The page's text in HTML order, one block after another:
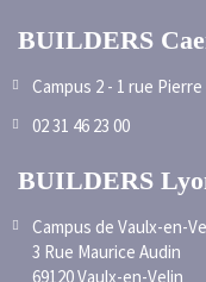
BUILDERS
Campus 2 - 1 rue
02 31 46 23 00
BUILDERS
Campus de Vaulx-en-
3 Rue Maurice Audin
69120 Vaulx-en-Velin